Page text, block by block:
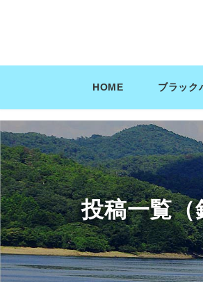
ン
ス
キ
ッ
プ
ー
ン
に
移
動
HOME ブラック
投稿一覧（